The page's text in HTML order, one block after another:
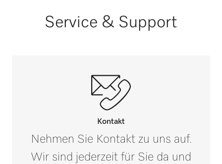
Service & Support
Kontakt
Nehmen Sie Kontakt zu uns auf.
Wir sind jederzeit für Sie da und